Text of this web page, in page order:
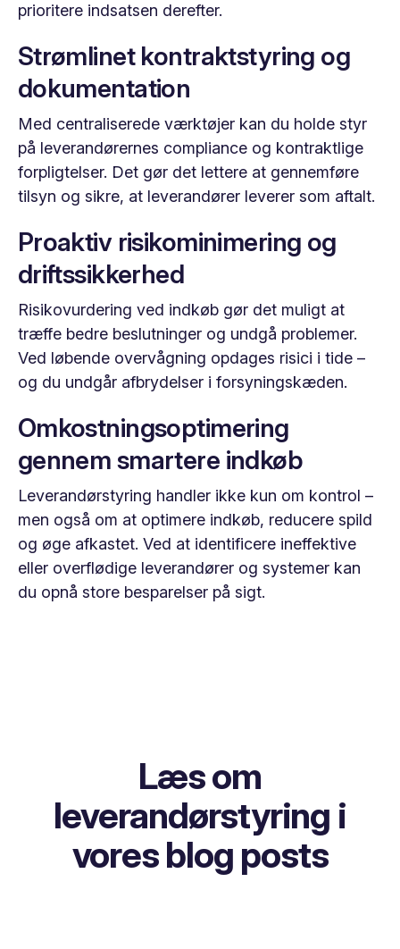
prioritere indsatsen derefter.
Strømlinet kontraktstyring og
dokumentation
Med centraliserede værktøjer kan du holde styr
på leverandørernes compliance og kontraktlige
forpligtelser. Det gør det lettere at gennemføre
tilsyn og sikre, at leverandører leverer som aftalt.
Proaktiv risikominimering og
driftssikkerhed
Risikovurdering ved indkøb gør det muligt at
træffe bedre beslutninger og undgå problemer.
Ved løbende overvågning opdages risici i tide –
og du undgår afbrydelser i forsyningskæden.
Omkostningsoptimering
gennem smartere indkøb
Leverandørstyring handler ikke kun om kontrol –
men også om at optimere indkøb, reducere spild
og øge afkastet. Ved at identificere ineffektive
eller overflødige leverandører og systemer kan
du opnå store besparelser på sigt.
Læs om
leverandørstyring i
vores blog posts